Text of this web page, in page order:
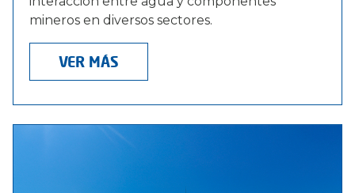
mineros en diversos sectores.
VER MÁS